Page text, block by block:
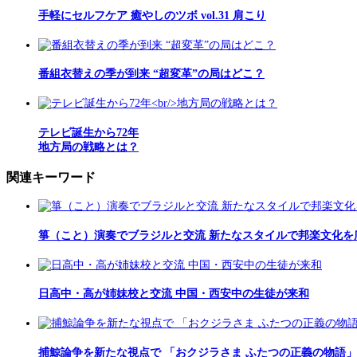
手軽にセルフケア 癒やしのツボ vol.31 肩こり
番組衣替えの季が到来 “超変革”の局はどこ？
テレビ誕生から72年
地方局の戦略とは？
関連キーワード
箏（こと）演奏でブラジルと交流 新たなスタイルで邦楽文化
日高中・高が姉妹校と交流 中国・西安中の生徒が来和
捕鯨論争を新たな視点で 「おクジラさま ふたつの正義の物語」